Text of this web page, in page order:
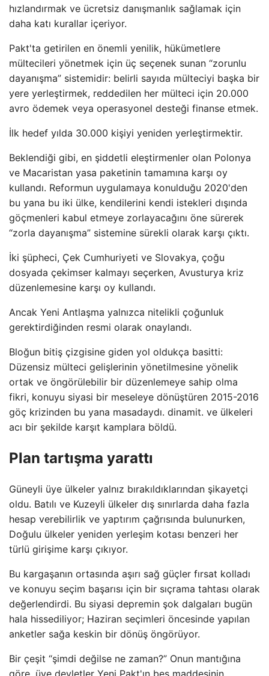
hızlandırmak ve ücretsiz danışmanlık sağlamak için
daha katı kurallar içeriyor.
Pakt'ta getirilen en önemli yenilik, hükümetlere
mültecileri yönetmek için üç seçenek sunan “zorunlu
dayanışma” sistemidir: belirli sayıda mülteciyi başka bir
yere yerleştirmek, reddedilen her mülteci için 20.000
avro ödemek veya operasyonel desteği finanse etmek.
İlk hedef yılda 30.000 kişiyi yeniden yerleştirmektir.
Beklendiği gibi, en şiddetli eleştirmenler olan Polonya
ve Macaristan yasa paketinin tamamına karşı oy
kullandı. Reformun uygulamaya konulduğu 2020'den
bu yana bu iki ülke, kendilerini kendi istekleri dışında
göçmenleri kabul etmeye zorlayacağını öne sürerek
“zorla dayanışma” sistemine sürekli olarak karşı çıktı.
İki şüpheci, Çek Cumhuriyeti ve Slovakya, çoğu
dosyada çekimser kalmayı seçerken, Avusturya kriz
düzenlemesine karşı oy kullandı.
Ancak Yeni Antlaşma yalnızca nitelikli çoğunluk
gerektirdiğinden resmi olarak onaylandı.
Bloğun bitiş çizgisine giden yol oldukça basitti:
Düzensiz mülteci gelişlerinin yönetilmesine yönelik
ortak ve öngörülebilir bir düzenlemeye sahip olma
fikri, konuyu siyasi bir meseleye dönüştüren 2015-2016
göç krizinden bu yana masadaydı. dinamit. ve ülkeleri
acı bir şekilde karşıt kamplara böldü.
Plan tartışma yarattı
Güneyli üye ülkeler yalnız bırakıldıklarından şikayetçi
oldu. Batılı ve Kuzeyli ülkeler dış sınırlarda daha fazla
hesap verebilirlik ve yaptırım çağrısında bulunurken,
Doğulu ülkeler yeniden yerleşim kotası benzeri her
türlü girişime karşı çıkıyor.
Bu kargaşanın ortasında aşırı sağ güçler fırsat kolladı
ve konuyu seçim başarısı için bir sıçrama tahtası olarak
değerlendirdi. Bu siyasi depremin şok dalgaları bugün
hala hissediliyor; Haziran seçimleri öncesinde yapılan
anketler sağa keskin bir dönüş öngörüyor.
Bir çeşit “şimdi değilse ne zaman?” Onun mantığına
göre, üye devletler Yeni Pakt'ın beş maddesinin